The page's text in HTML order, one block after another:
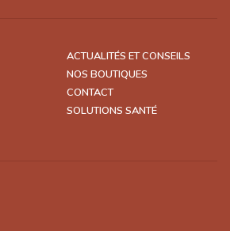
ACTUALITÉS ET CONSEILS
NOS BOUTIQUES
CONTACT
SOLUTIONS SANTÉ